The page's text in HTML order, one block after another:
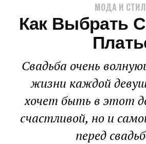
МОДА И
Как Выбрать
Свадьба очень
жизни каждой
хочет быть в этот
счастливой, но и
перед